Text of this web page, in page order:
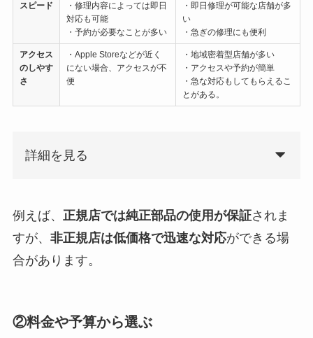
スピード
・修理内容によっては即日
対応も可能
・予約が必要なことが多い
・即日修理が可能な店舗が多
い
・急ぎの修理にも便利
アクセス
のしやす
さ
・Apple Storeなどが近く
にない場合、アクセスが不
便
・地域密着型店舗が多い
・アクセスや予約が簡単
・急な対応もしてもらえるこ
とがある。
詳細を見る
例えば、 正規店では純正部品の使用が保証されま
すが、 非正規店は低価格で迅速な対応ができる場
合があります。
②料金や予算から選ぶ